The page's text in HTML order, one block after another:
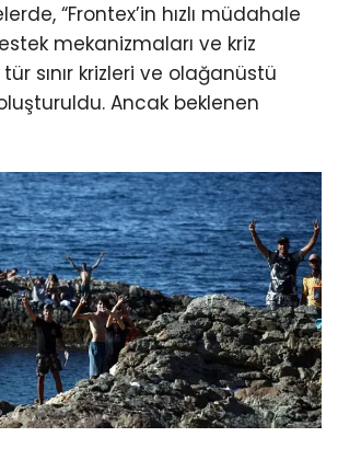
“Frontex’in hızlı müdahale
mekanizmaları ve kriz
sınır krizleri ve olağanüstü
Ancak beklenen